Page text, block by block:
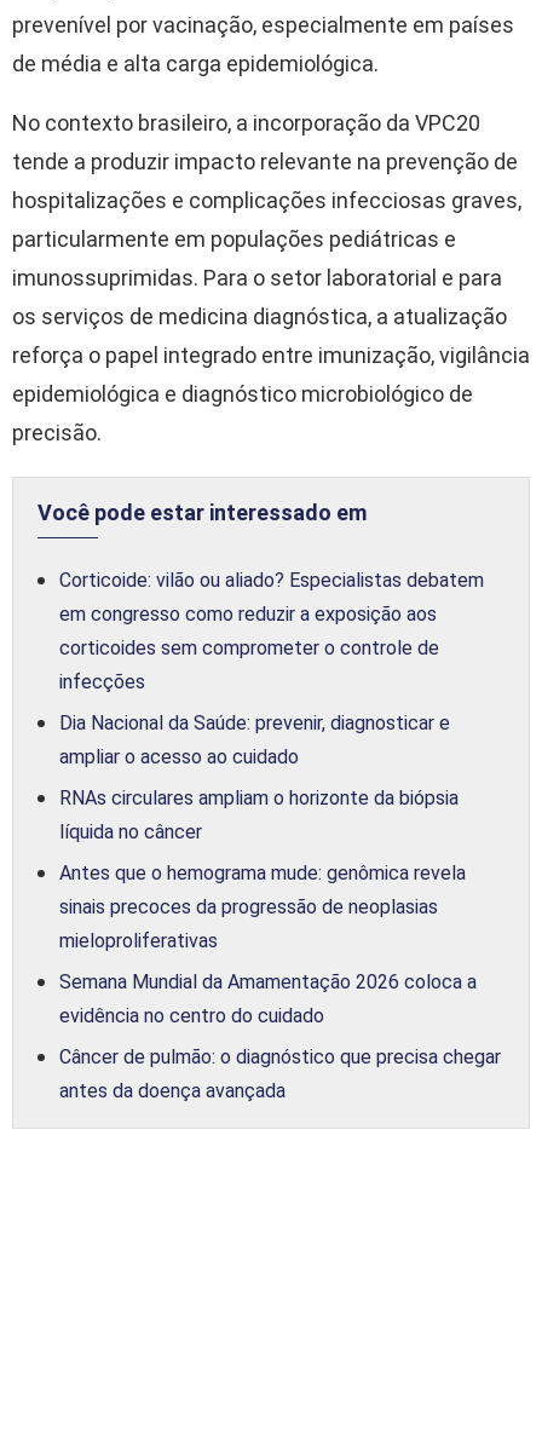
prevenível por vacinação, especialmente em países
de média e alta carga epidemiológica.
No contexto brasileiro, a incorporação da VPC20
tende a produzir impacto relevante na prevenção de
hospitalizações e complicações infecciosas graves,
particularmente em populações pediátricas e
imunossuprimidas. Para o setor laboratorial e para
os serviços de medicina diagnóstica, a atualização
reforça o papel integrado entre imunização, vigilância
epidemiológica e diagnóstico microbiológico de
precisão.
Você pode estar interessado em
Corticoide: vilão ou aliado? Especialistas debatem
em congresso como reduzir a exposição aos
corticoides sem comprometer o controle de
infecções
Dia Nacional da Saúde: prevenir, diagnosticar e
ampliar o acesso ao cuidado
RNAs circulares ampliam o horizonte da biópsia
líquida no câncer
Antes que o hemograma mude: genômica revela
sinais precoces da progressão de neoplasias
mieloproliferativas
Semana Mundial da Amamentação 2026 coloca a
evidência no centro do cuidado
Câncer de pulmão: o diagnóstico que precisa chegar
antes da doença avançada